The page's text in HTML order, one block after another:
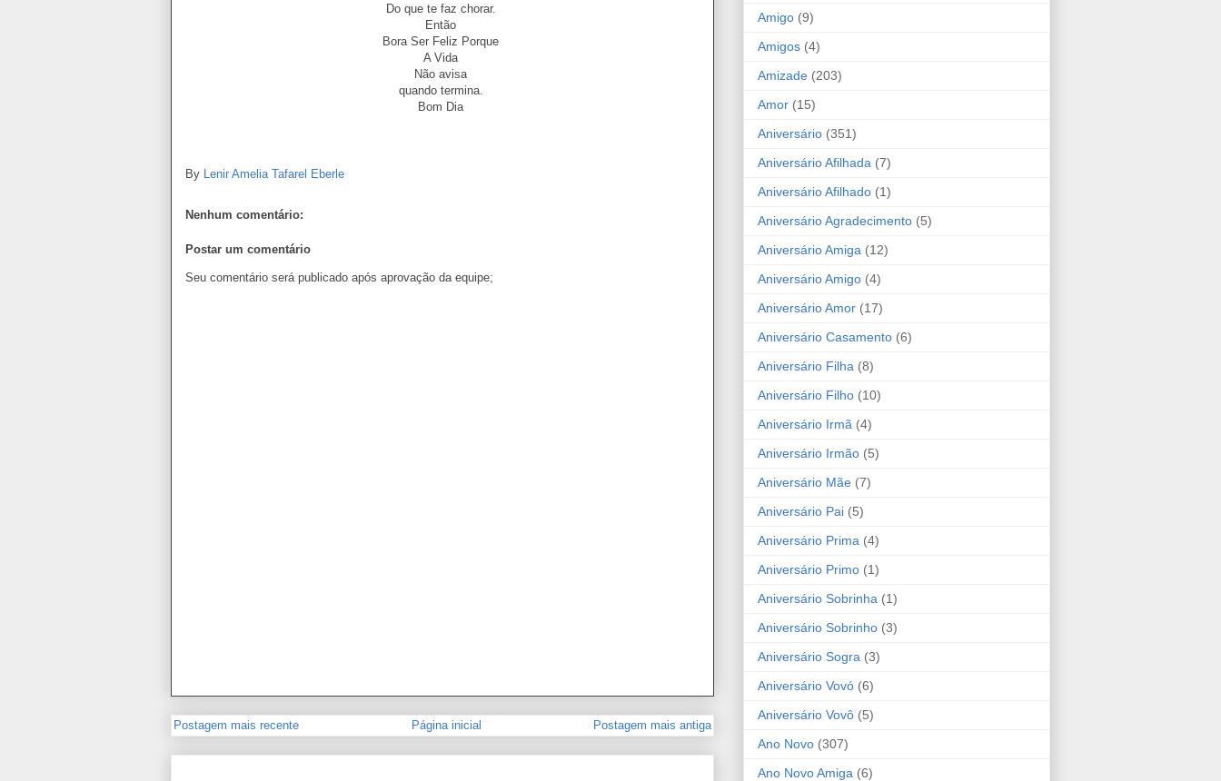
Do que te faz chorar.
Então
Bora Ser Feliz Porque
A Vida
Não avisa
quando termina.
Bom Dia
By Lenir Amelia Tafarel Eberle
Nenhum comentário:
Postar um comentário
Seu comentário será publicado após aprovação da equipe;
Postagem mais recente Postagem mais antiga
Página inicial
Amigo (9)
Amigos (4)
Amizade (203)
Amor (15)
Aniversário (351)
Aniversário Afilhada (7)
Aniversário Afilhado (1)
Aniversário Agradecimento (5)
Aniversário Amiga (12)
Aniversário Amigo (4)
Aniversário Amor (17)
Aniversário Casamento (6)
Aniversário Filha (8)
Aniversário Filho (10)
Aniversário Irmã (4)
Aniversário Irmão (5)
Aniversário Mãe (7)
Aniversário Pai (5)
Aniversário Prima (4)
Aniversário Primo (1)
Aniversário Sobrinha (1)
Aniversário Sobrinho (3)
Aniversário Sogra (3)
Aniversário Vovó (6)
Aniversário Vovô (5)
Ano Novo (307)
Ano Novo Amiga (6)